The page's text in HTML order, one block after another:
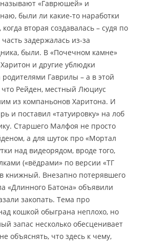
«Гаврюшей» и
были ли какие-то наработки
вторая создавалась – судя по
задержалась из-за
были. В «Почечном камне»
и другие ублюдки
родителями Гаврилы – а в этой
что Рейден, местный Люциус
из компаньонов Харитона. И
и поставил «татуировку» на лоб
Старшего Малфоя не просто
а для шуток про «Мортал
над видеорядом, вроде того,
(«вёдрами» по версии «ТГ
книжный. Внезапно потерявшего
«Длинного Батона» объявили
закопать. Тема про
кошкой обыграна неплохо, но
запас несколько обесценивает
объяснять, что здесь к чему,